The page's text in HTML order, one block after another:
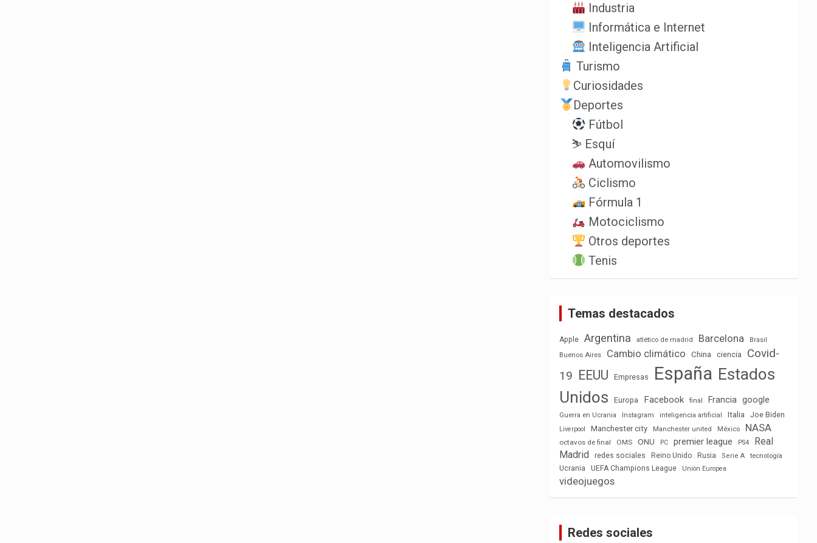
Industria
Informática e Internet
Inteligencia Artificial
Turismo
Curiosidades
Deportes
Fútbol
⛷️ Esquí
Automovilismo
Ciclismo
Fórmula 1
Motociclismo
Otros deportes
Tenis
Temas destacados
Apple Argentina atlético de madrid Barcelona
Brasil
Buenos Aires
Cambio climático China ciencia
Covid-
19
EEUU Empresas España Estados
Unidos
Europa Facebook final Francia google
Guerra en Ucrania Instagram inteligencia artificial Italia Joe Biden
Liverpool Manchester city Manchester united México NASA
octavos de final OMS ONU PC premier league PS4
Real
Madrid
redes sociales Reino Unido Rusia Serie A
tecnología
Ucrania
UEFA Champions League Unión Europea
videojuegos
Redes sociales